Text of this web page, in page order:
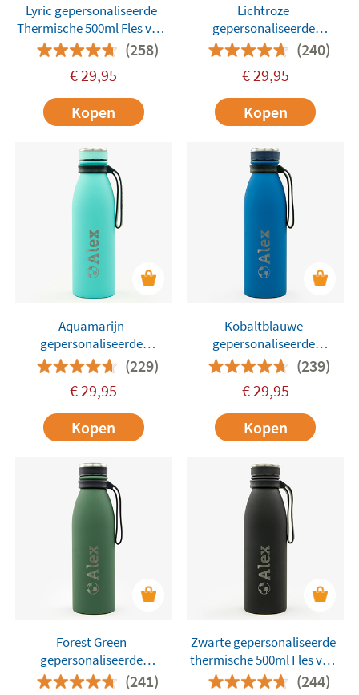
Lyric gepersonaliseerde
Thermische 500ml Fles van
Tandem
(258)
€ 29,95
Kopen
Lichtroze
gepersonaliseerde
Thermische 500ml Fles van
(240)
€ 29,95
Kopen
Aquamarijn
gepersonaliseerde
Thermische 500ml Fles van
Tandem
(229)
€29,95
Kopen
Kobaltblauwe
gepersonaliseerde
thermische 500ml Fles van
Tandem
(239)
€29,95
Kopen
Forest Green
gepersonaliseerde
Thermische 500ml Fles van
(241)
Zwarte gepersonaliseerde
thermische 500ml Fles van
Tandem
(244)